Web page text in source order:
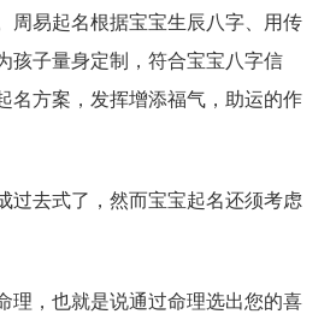
周易起名根据宝宝生辰八字、用传
孩子量身定制，符合宝宝八字信
名方案，发挥增添福气，助运的作
去式了，然而宝宝起名还须考虑
，也就是说通过命理选出您的喜